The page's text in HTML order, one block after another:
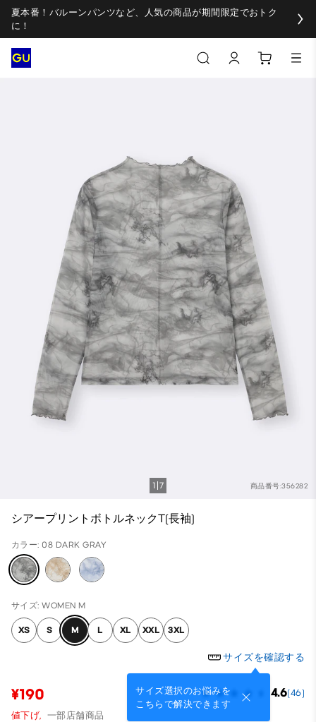
夏本番！バルーンパンツなど、人気の商品が期間限定でおトク
に！
商品番号:356282
1 7
シアープリントボトルネックT(長袖)
カラー: 08 DARK GRAY
サイズ: WOMEN M
XS S M L XL XXL 3XL
サイズを確認する
サイズ選択のお悩みを
こちらで解決できます
¥190 4.6(46)
値下げ, 一部店舗商品